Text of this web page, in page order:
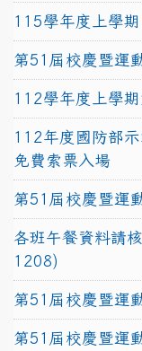
115學年度上學
第51屆校慶暨運
112學年度上學
112年度國防部
免費索票入場
第51屆校慶暨運
各班午餐資料請
1208)
第51屆校慶暨運
第51屆校慶暨運